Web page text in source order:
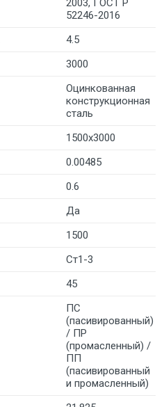
52246-2016
4.5
3000
Оцинкованная
конструкционная
сталь
1500x3000
0.00485
0.6
Да
1500
Ст1-3
45
ПС
(пасивированный)
/ ПР
(промасленный) /
ПП
(пасивированный
и промасленный)